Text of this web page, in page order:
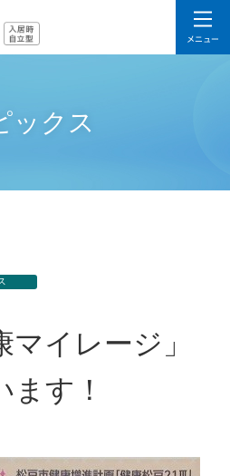
ックス
マイレージ」
す！